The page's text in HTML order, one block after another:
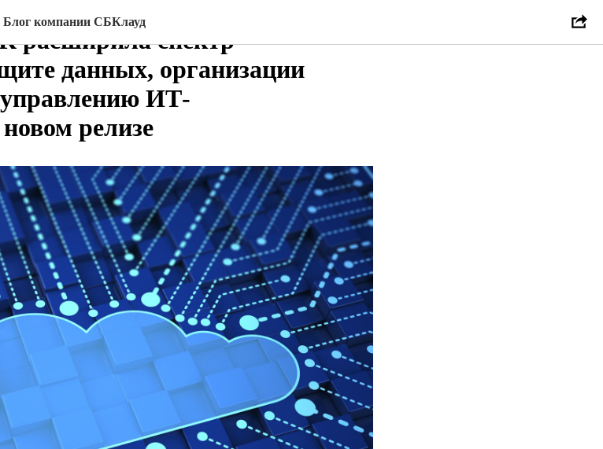
Блог компании СБКлауд
спектр
данных, организации
ИТ-
релизе